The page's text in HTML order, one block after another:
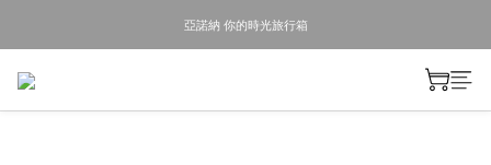
亞諾納 你的時光旅行箱